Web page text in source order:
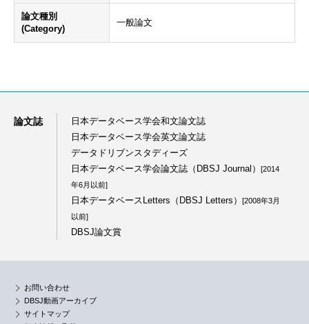
論文種別
(Category)
一般論文
論文誌
日本データベース学会和文論文誌
日本データベース学会英文論文誌
データドリブンスタディーズ
日本データベース学会論文誌（DBSJ Journal）
[2014
年6月以前]
日本データベースLetters（DBSJ Letters）
[2008年3月
以前]
DBSJ論文賞
お問い合わせ
DBSJ動画アーカイブ
サイトマップ